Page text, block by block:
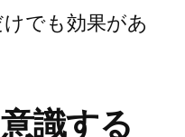
でも効果があ
識する